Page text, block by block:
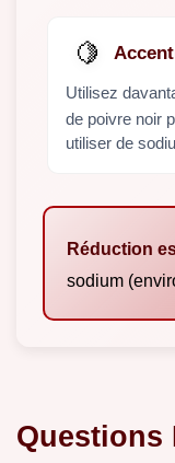
🍋
Utilisez
de poivre noir
utiliser de
Réduction
sodium
Questions